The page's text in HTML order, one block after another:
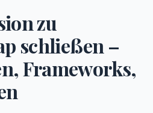
zu
schließen –
Frameworks,